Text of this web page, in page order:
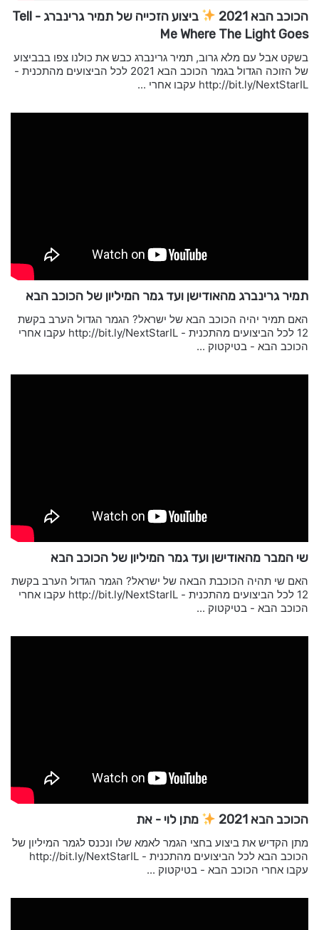
הכוכב הבא 2021
ביצוע הזכייה של תמיר גרינברג - Tell
Me Where The Light Goes
בשקט אבל עם מלא גרוב, תמיר גרינברג כבש את כולנו צפו בבביצוע
של הזוכה הגדול בגמר הכוכב הבא 2021 לכל הביצועים מהתכנית -
http://bit.ly/NextStarIL עקבו אחרי ...
תמיר גרינברג מהאודישן ועד גמר המיליון של הכוכב הבא
האם תמיר יהיה הכוכב הבא של ישראל? הגמר הגדול הערב בקשת
12 לכל הביצועים מהתכנית - http://bit.ly/NextStarIL עקבו אחרי
הכוכב הבא - בטיקטוק ...
שי המבר מהאודישן ועד גמר המיליון של הכוכב הבא
האם שי תהיה הכוכבת הבאה של ישראל? הגמר הגדול הערב בקשת
12 לכל הביצועים מהתכנית - http://bit.ly/NextStarIL עקבו אחרי
הכוכב הבא - בטיקטוק ...
הכוכב הבא 2021 מתן לוי - את
מתן הקדיש את ביצוע בחצי הגמר לאמא שלו ונכנס לגמר המיליון של
הכוכב הבא לכל הביצועים מהתכנית - http://bit.ly/NextStarIL
עקבו אחרי הכוכב הבא - בטיקטוק ...